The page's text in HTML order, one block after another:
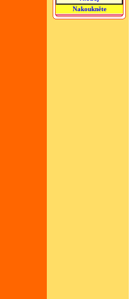
Nakoukněte